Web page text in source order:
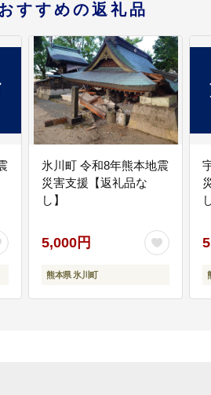
すすめの返礼品
氷川町 令和8年熊本地震
災害支援【返礼品な
し】
5,000円
熊本県 氷川町